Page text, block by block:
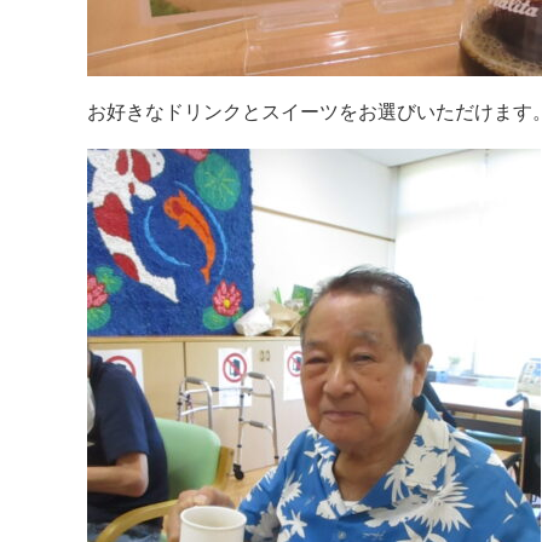
お好きなドリンクとスイーツをお選びいただけます